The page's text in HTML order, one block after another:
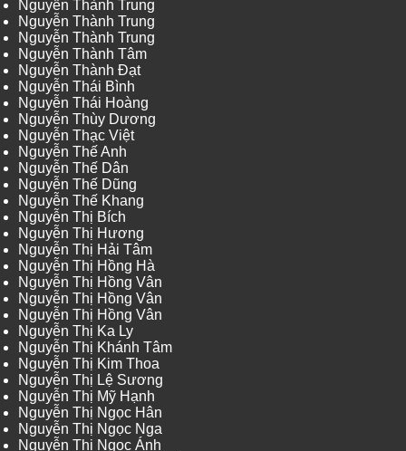
Nguyễn Thành Trung
Nguyễn Thành Trung
Nguyễn Thành Trung
Nguyễn Thành Tâm
Nguyễn Thành Đạt
Nguyễn Thái Bình
Nguyễn Thái Hoàng
Nguyễn Thùy Dương
Nguyễn Thạc Việt
Nguyễn Thế Anh
Nguyễn Thế Dân
Nguyễn Thế Dũng
Nguyễn Thế Khang
Nguyễn Thị Bích
Nguyễn Thị Hương
Nguyễn Thị Hải Tâm
Nguyễn Thị Hồng Hà
Nguyễn Thị Hồng Vân
Nguyễn Thị Hồng Vân
Nguyễn Thị Hồng Vân
Nguyễn Thị Ka Ly
Nguyễn Thị Khánh Tâm
Nguyễn Thị Kim Thoa
Nguyễn Thị Lệ Sương
Nguyễn Thị Mỹ Hạnh
Nguyễn Thị Ngọc Hân
Nguyễn Thị Ngọc Nga
Nguyễn Thị Ngọc Ánh